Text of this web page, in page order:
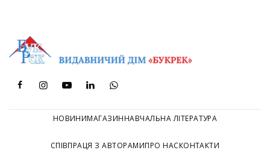
НОВИНИМАГАЗИННАВЧАЛЬНА ЛІТЕРАТУРА
СПІВПРАЦЯ З АВТОРАМИПРО НАСКОНТАКТИ